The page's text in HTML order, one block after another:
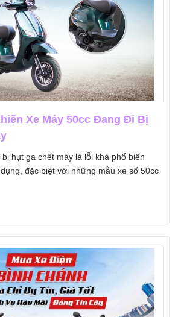
Xe Máy 50cc Đang Đi Bị
hụt ga chết máy là lỗi khá phổ biến
đặc biệt với những mẫu xe số 50cc